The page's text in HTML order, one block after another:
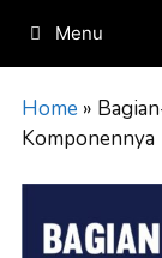
content
Menu
Home »
Komponennya